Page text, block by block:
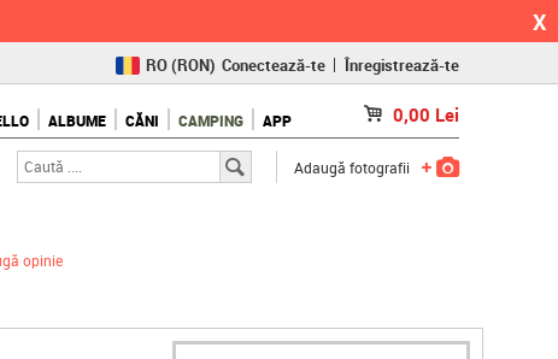
X
(KČ)
SK(€)
RO(RON) Conectează-te Înregistrează-te
ALBUME CĂNI CAMPING APP 0,00 Lei
Adaugă fotografii
opinie